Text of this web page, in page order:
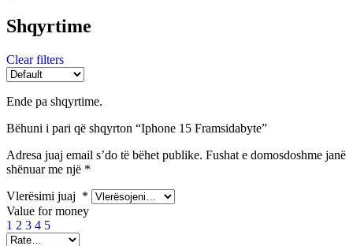
Shqyrtime
Clear filters
Ende pa shqyrtime.
Bëhuni i pari që shqyrton “Iphone 15 Framsidabyte”
Adresa juaj email s’do të bëhet publike. Fushat e domosdoshme janë
shënuar me një *
Vlerësimi juaj *
Value for money
1 2 3 4 5